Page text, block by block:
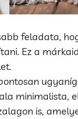
feladata,
Ez a
minimalista,
is,